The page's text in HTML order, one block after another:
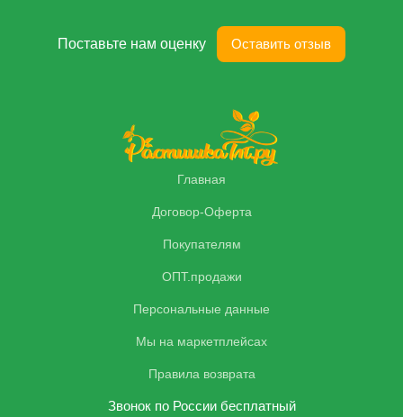
Поставьте нам оценку Оставить отзыв
Главная
Договор-Оферта
Покупателям
ОПТ.продажи
Персональные данные
Мы на маркетплейсах
Правила возврата
Звонок по России бесплатный